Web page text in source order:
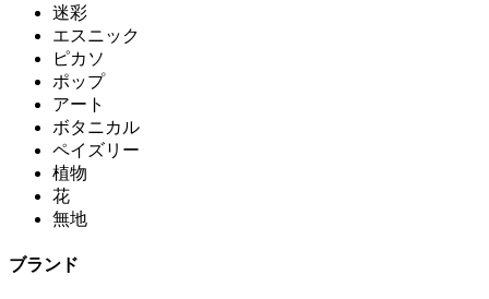
迷彩
エスニック
ピカソ
ポップ
アート
ボタニカル
ペイズリー
植物
花
無地
ブランド